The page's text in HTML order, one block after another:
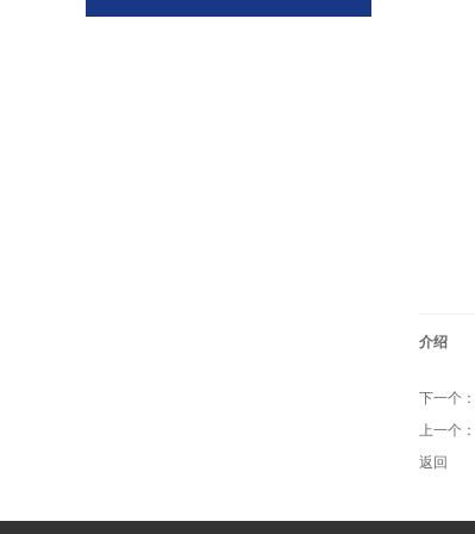
介绍
下一个：
上一个：
返回